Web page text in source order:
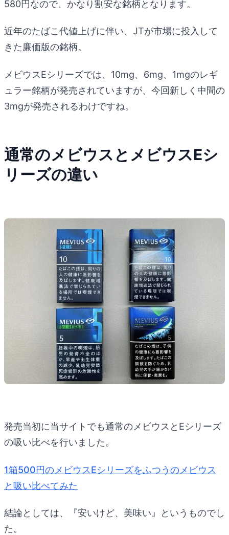
580円なので、かなり割安な銘柄となります。
近年のたばこ代値上げに伴い、JTが市場に投入して
きた廉価版の銘柄。
メビウスEシリーズでは、10mg、6mg、1mgのレギ
ュラー銘柄が発売されていますが、今回新しく中間の
3mgが発売されるわけですね。
通常のメビウスとメビウスEシ
リーズの違い
発売当初に当サイトでも通常のメビウスとEシリーズ
の吸い比べを行いました。
1箱500円のメビウスEシリーズをふつうのメビウス
と吸い比べてみた
結論としては、『安いけど、美味い』というものでし
た。